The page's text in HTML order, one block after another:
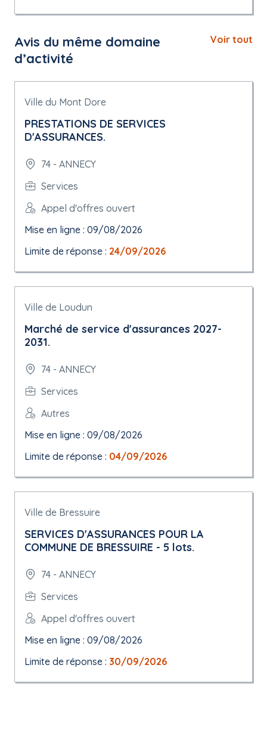
Avis du même domaine
d’activité
Voir tout
Ville du Mont Dore
PRESTATIONS DE SERVICES
D'ASSURANCES.
74 - ANNECY
Services
Appel d'offres ouvert
Mise en ligne : 09/08/2026
Limite de réponse : 24/09/2026
Ville de Loudun
Marché de service d'assurances 2027-
2031.
74 - ANNECY
Services
Autres
Mise en ligne : 09/08/2026
Limite de réponse : 04/09/2026
Ville de Bressuire
SERVICES D'ASSURANCES POUR LA
COMMUNE DE BRESSUIRE - 5 lots.
74 - ANNECY
Services
Appel d'offres ouvert
Mise en ligne : 09/08/2026
Limite de réponse : 30/09/2026